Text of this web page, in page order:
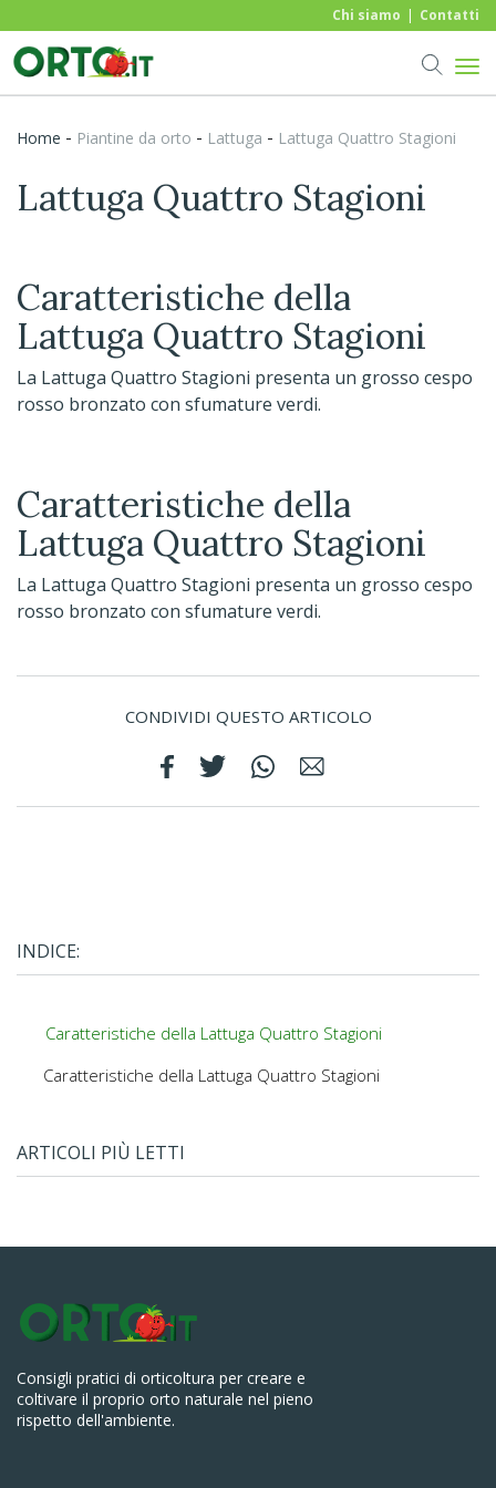
Chi siamo Contatti
Home - piantine da orto - Lattuga - Lattuga Quattro Stagioni
Lattuga Quattro Stagioni
Caratteristiche della
Lattuga Quattro Stagioni
La Lattuga Quattro Stagioni presenta un grosso cespo
rosso bronzato con sfumature verdi.
Caratteristiche della
Lattuga Quattro Stagioni
La Lattuga Quattro Stagioni presenta un grosso cespo
rosso bronzato con sfumature verdi.
CONDIVIDI QUESTO ARTICOLO
INDICE:
Caratteristiche della Lattuga Quattro Stagioni
Caratteristiche della Lattuga Quattro Stagioni
ARTICOLI PIÙ LETTI
Consigli pratici di orticoltura per creare e
coltivare il proprio orto naturale nel pieno
rispetto dell'ambiente.